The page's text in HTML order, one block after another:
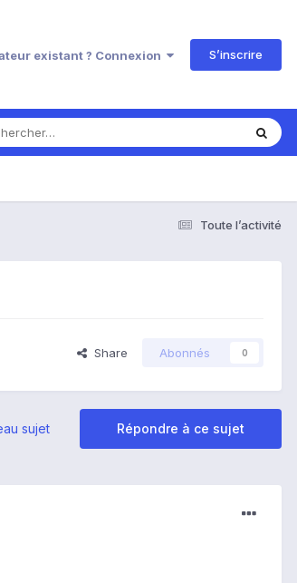
existant ? Connexion S’inscrire
Toute l’activité
Share Abonnés 0
Répondre à ce sujet
sujet